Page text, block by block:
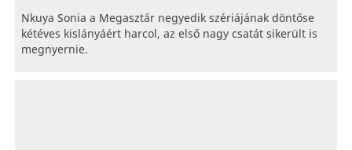
Nkuya Sonia a Megasztár negyedik szériájának döntőse
kétéves kislányáért harcol, az első nagy csatát sikerült is
megnyernie.